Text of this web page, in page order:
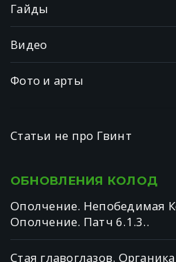
Гайды
Видео
Фото и арты
Статьи не про Гвинт
ОБНОВЛЕНИЯ КОЛОД
Ополчение. Непобедимая
Ополчение. Патч 6.1.3..
Стая главоглазов.